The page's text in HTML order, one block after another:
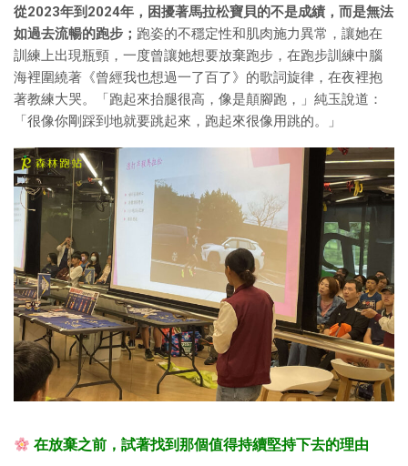
從2023年到2024年，困擾著馬拉松寶貝的不是成績，而是無法
如過去流暢的跑步； 跑姿的不穩定性和肌肉施力異常，讓她在
訓練上出現瓶頸，一度曾讓她想要放棄跑步，在跑步訓練中腦
海裡圍繞著《曾經我也想過一了百了》的歌詞旋律，在夜裡抱
著教練大哭。「跑起來抬腿很高，像是顛腳跑，」純玉說道：
「很像你剛踩到地就要跳起來，跑起來很像用跳的。」
在放棄之前，試著找到那個值得持續堅持下去的理由